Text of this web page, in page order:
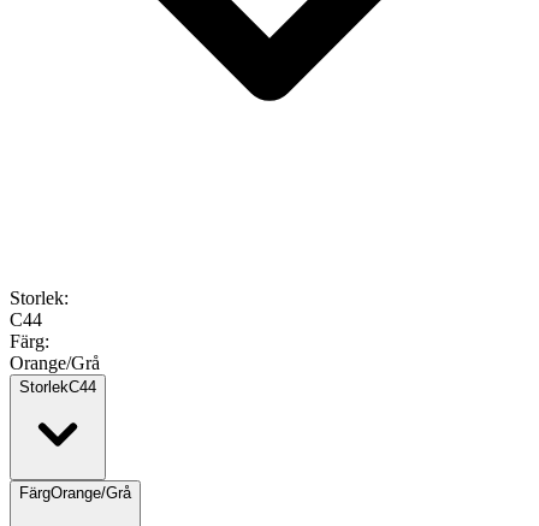
Storlek:
C44
Färg:
Orange/Grå
StorlekC44
FärgOrange/Grå